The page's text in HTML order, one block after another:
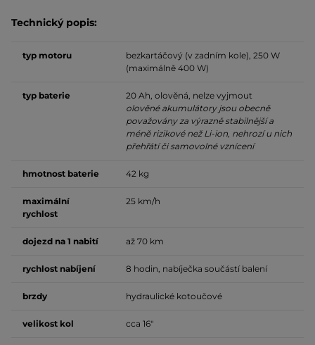
Technický popis:
typ motoru
bezkartáčový (v zadním kole), 250 W
(maximálně 400 W)
typ baterie
20 Ah, olověná, nelze vyjmout
olověné akumulátory jsou obecně
považovány za výrazně stabilnější a
méně rizikové než Li-ion, nehrozí u nich
přehřátí či samovolné vznícení
hmotnost baterie 42 kg
maximální
rychlost
25 km/h
dojezd na 1 nabití až 70 km
rychlost nabíjení 8 hodin, nabíječka součástí balení
brzdy hydraulické kotoučové
velikost kol cca 16"